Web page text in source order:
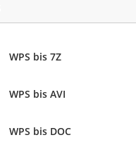
WPS bis 7Z
WPS bis AVI
WPS bis DOC